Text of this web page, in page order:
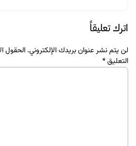
اترك تعليقاً
لن يتم نشر عنوان بريدك الإلكتروني. الحقول
التعليق*